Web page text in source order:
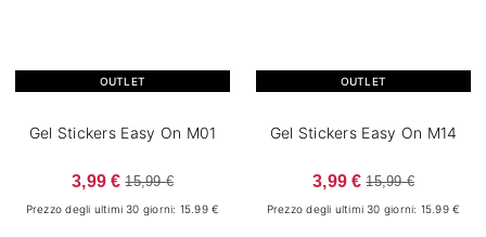
OUTLET
Gel Stickers Easy On M01
3,99 € 15,99 €
Prezzo degli ultimi 30 giorni: 15.99 €
OUTLET
Gel Stickers Easy On M14
3,99 € 15,99 €
Prezzo degli ultimi 30 giorni: 15.99 €